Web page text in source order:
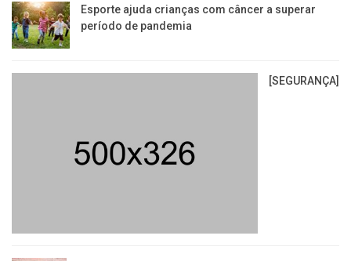
Esporte ajuda crianças com câncer a superar
período de pandemia
[SEGURANÇA]